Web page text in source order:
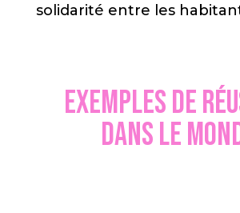
solidarité entre les
Exemples de
dans le